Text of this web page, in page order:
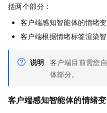
括两个部分：
客户端感知智能体的情绪
客户端根据情绪标签渲染
说明 客户端目前需您
体部分。
客户端感知智能体的情绪